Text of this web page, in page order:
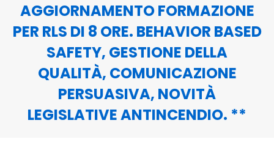
AGGIORNAMENTO FORMAZIONE
PER RLS DI 8 ORE. BEHAVIOR BASED
SAFETY, GESTIONE DELLA
QUALITÀ, COMUNICAZIONE
PERSUASIVA, NOVITÀ
LEGISLATIVE ANTINCENDIO. **